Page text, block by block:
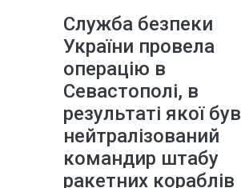
Служба безпеки
України провела
операцію в
Севастополі, в
результаті якої був
нейтралізований
командир штабу
ракетних кораблів